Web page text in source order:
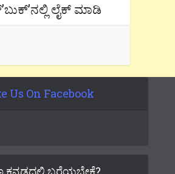
ಲೈಕ್ ಮಾಡಿ
Us On Facebook
ಕನ್ನಡದಲ್ಲಿ ಬರೆಯಬೇಕೆ?